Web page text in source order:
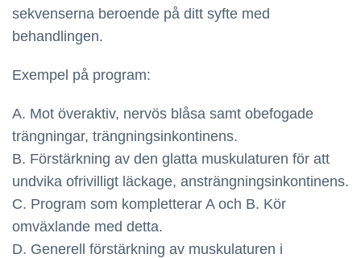
sekvenserna beroende på ditt syfte med
behandlingen.
Exempel på program:
A. Mot överaktiv, nervös blåsa samt obefogade
trängningar, trängningsinkontinens.
B. Förstärkning av den glatta muskulaturen för att
undvika ofrivilligt läckage, ansträngningsinkontinens.
C. Program som kompletterar A och B. Kör
omväxlande med detta.
D. Generell förstärkning av muskulaturen i